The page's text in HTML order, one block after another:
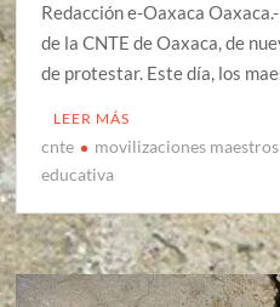
Redacción e-Oaxaca
de la CNTE de Oaxaca, de
de protestar. Este día, los
LEER MÁS
cnte movilizaciones maestros
educativa